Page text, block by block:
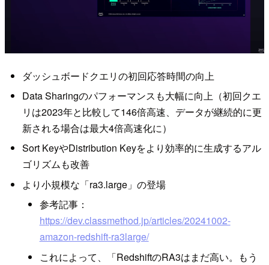
ダッシュボードクエリの初回応答時間の向上
Data Sharingのパフォーマンスも大幅に向上（初回クエ
リは2023年と比較して146倍高速、データが継続的に更
新される場合は最大4倍高速化に）
Sort KeyやDistribution Keyをより効率的に生成するアル
ゴリズムも改善
より小規模な「ra3.large」の登場
参考記事：
https://dev.classmethod.jp/articles/20241002-
amazon-redshift-ra3large/
これによって、「RedshiftのRA3はまだ高い。もう